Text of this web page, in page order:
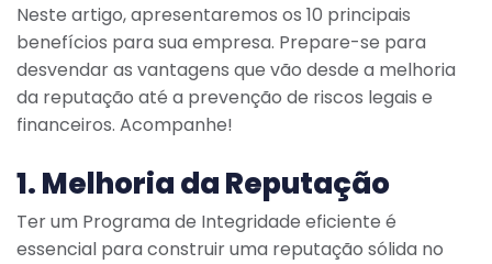
Neste artigo, apresentaremos os 10 principais
benefícios para sua empresa. Prepare-se para
desvendar as vantagens que vão desde a melhoria
da reputação até a prevenção de riscos legais e
financeiros. Acompanhe!
1. Melhoria da Reputação
Ter um Programa de Integridade eficiente é
essencial para construir uma reputação sólida no